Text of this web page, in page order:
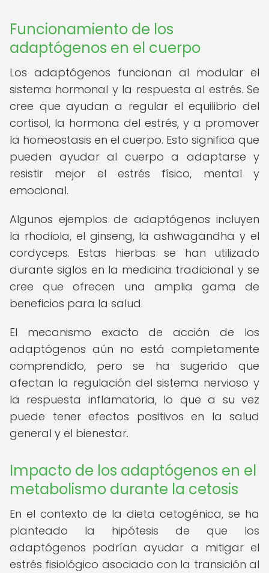
Funcionamiento de los
adaptógenos en el cuerpo
Los adaptógenos funcionan al modular el
sistema hormonal y la respuesta al estrés. Se
cree que ayudan a regular el equilibrio del
cortisol, la hormona del estrés, y a promover
la homeostasis en el cuerpo. Esto significa que
pueden ayudar al cuerpo a adaptarse y
resistir mejor el estrés físico, mental y
emocional.
Algunos ejemplos de adaptógenos incluyen
la rhodiola, el ginseng, la ashwagandha y el
cordyceps. Estas hierbas se han utilizado
durante siglos en la medicina tradicional y se
cree que ofrecen una amplia gama de
beneficios para la salud.
El mecanismo exacto de acción de los
adaptógenos aún no está completamente
comprendido, pero se ha sugerido que
afectan la regulación del sistema nervioso y
la respuesta inflamatoria, lo que a su vez
puede tener efectos positivos en la salud
general y el bienestar.
Impacto de los adaptógenos en el
metabolismo durante la cetosis
En el contexto de la dieta cetogénica, se ha
planteado la hipótesis de que los
adaptógenos podrían ayudar a mitigar el
estrés fisiológico asociado con la transición al